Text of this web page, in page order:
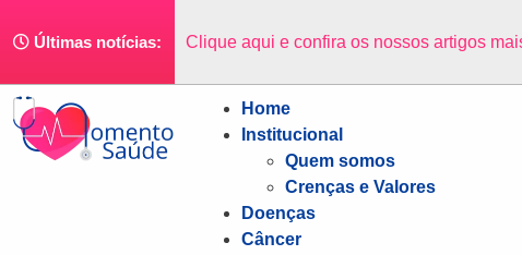
Últimas notícias: Clique aqui e confira os nossos artigos
Home
Institucional
Quem somos
Crenças e Valores
Doenças
Câncer